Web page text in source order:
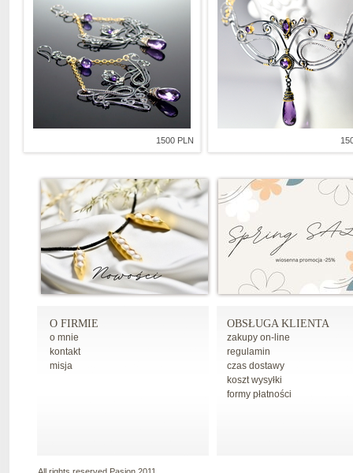
1500 PLN
O FIRMIE
o mnie
kontakt
misja
OBSŁUGA KLIENTA
zakupy on-line
regulamin
czas dostawy
koszt wysyłki
formy płatności